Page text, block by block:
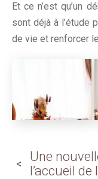
Et ce n’est qu’un
sont déjà à l’étude
de vie et renforcer
Une
l’accueil